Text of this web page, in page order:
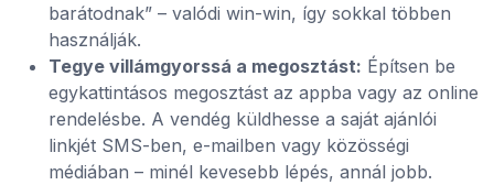
barátodnak” – valódi win-win, így sokkal többen
használják.
Tegye villámgyorssá a megosztást: Építsen be
egykattintásos megosztást az appba vagy az online
rendelésbe. A vendég küldhesse a saját ajánlói
linkjét SMS-ben, e-mailben vagy közösségi
médiában – minél kevesebb lépés, annál jobb.